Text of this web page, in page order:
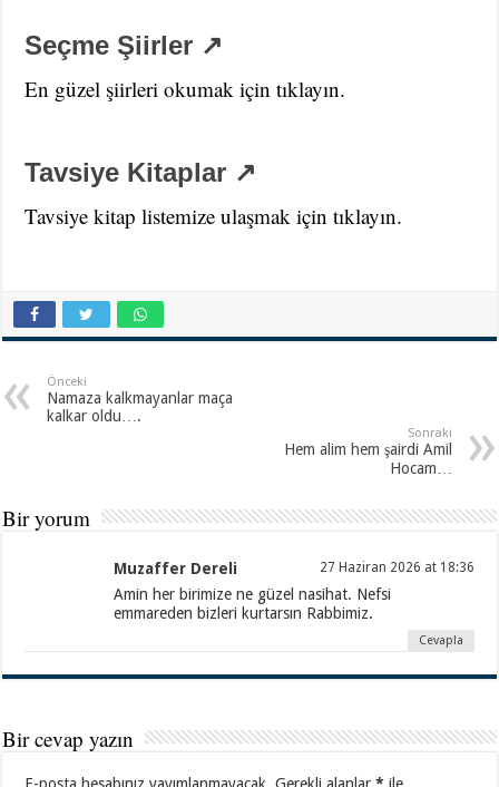
Seçme Şiirler ↗
En güzel şiirleri okumak için tıklayın.
Tavsiye Kitaplar ↗
Tavsiye kitap listemize ulaşmak için tıklayın.
Önceki
Namaza kalkmayanlar maça
kalkar oldu….
Sonraki
Hem alim hem şairdi Amil
Hocam…
Bir yorum
Muzaffer Dereli 27 Haziran 2026 at 18:36
Amin her birimize ne güzel nasihat. Nefsi
emmareden bizleri kurtarsın Rabbimiz.
Cevapla
Bir cevap yazın